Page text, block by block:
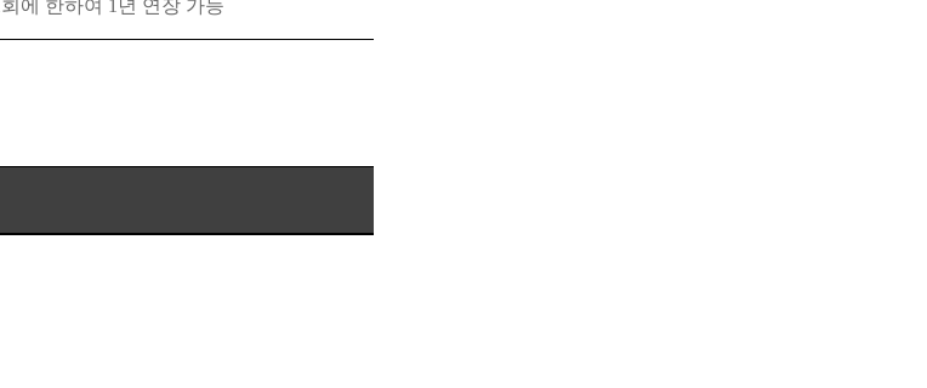
회에 한하여 1 년 연장 가능